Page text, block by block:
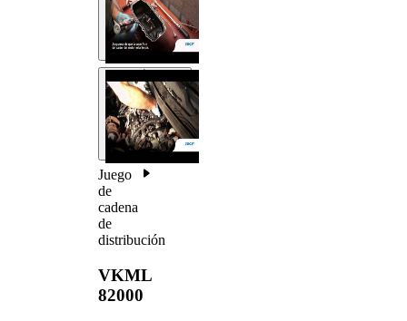
Juego
de
cadena
de
distribución
VKML
82000